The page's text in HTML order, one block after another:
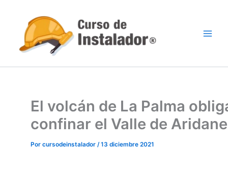
contenido
El volcán de La Palma
confinar el Valle de Aridane
Por cursodeinstalador /13 diciembre 2021